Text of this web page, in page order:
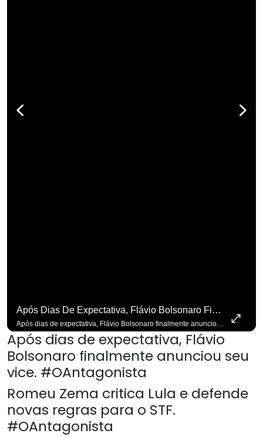
Após Dias De Expectativa, Flávio Bolsonaro Finalmente Anunciou Seu Vice. #OAntagonista
Após dias de expectativa, Flávio Bolsonaro finalmente anunciou seu vice. #OAntagonista Se você busca informação com credibilidade, inscreva-se agora e ative o
Após dias de expectativa, Flávio
Bolsonaro finalmente anunciou seu
vice. #OAntagonista
Romeu Zema critica Lula e defende
novas regras para o STF.
#OAntagonista